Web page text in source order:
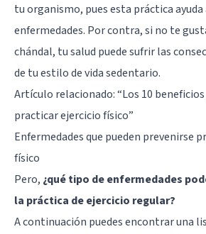
tu organismo, pues esta práctica
enfermedades. Por contra, si no te
chándal, tu salud puede sufrir las
de tu estilo de vida sedentario.
Artículo relacionado: “Los 10
practicar ejercicio físico”
Enfermedades que pueden prevenirse
físico
Pero, ¿qué tipo de enfermedades
la práctica de ejercicio regular?
A continuación puedes encontrar una